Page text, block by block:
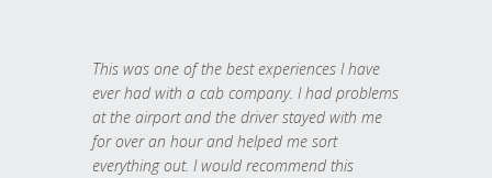
This was one of the best experiences I have
ever had with a cab company. I had problems
at the airport and the driver stayed with me
for over an hour and helped me sort
everything out. I would recommend this